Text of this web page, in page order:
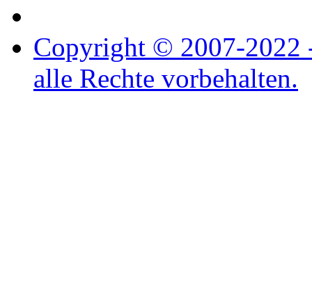
Copyright © 2007-2022
alle Rechte vorbehalten.